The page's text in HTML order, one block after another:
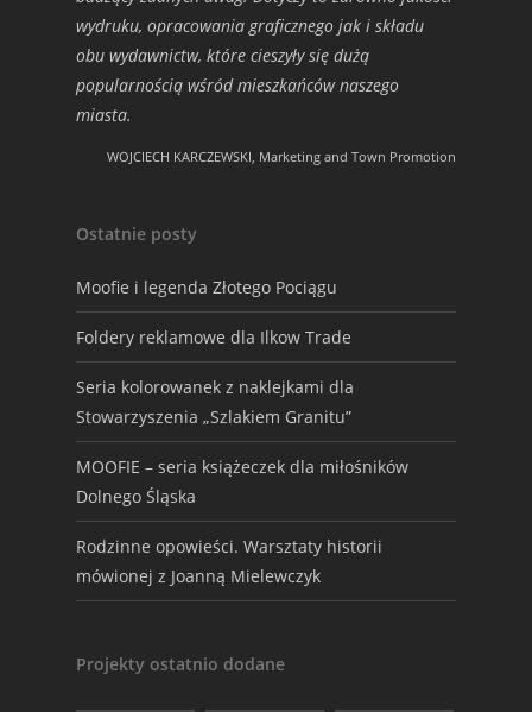
wydruku, opracowania graficznego jak i składu
obu wydawnictw, które cieszyły się dużą
popularnością wśród mieszkańców naszego
miasta.
WOJCIECH KARCZEWSKI, Marketing and Town Promotion
Ostatnie posty
Moofie i legenda Złotego Pociągu
Foldery reklamowe dla Ilkow Trade
Seria kolorowanek z naklejkami dla
Stowarzyszenia „Szlakiem Granitu”
MOOFIE – seria książeczek dla miłośników
Dolnego Śląska
Rodzinne opowieści. Warsztaty historii
mówionej z Joanną Mielewczyk
Projekty ostatnio dodane